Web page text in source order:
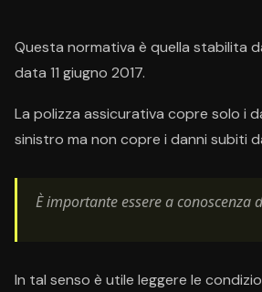
Questa normativa è quella stabilita
data 11 giugno 2017.
La polizza assicurativa copre solo i
sinistro ma non copre i danni subiti
È importante essere a
In tal senso è utile leggere le